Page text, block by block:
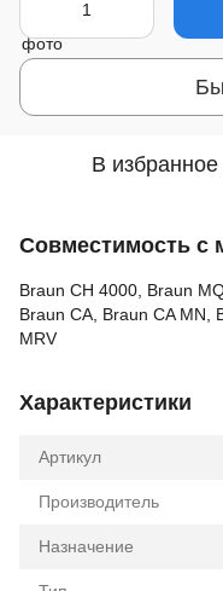
В избранное
Совместимость с
Braun CH 4000, Braun
Braun CA, Braun CA MN,
MRV
Характеристики
Артикул
Производитель
Назначение